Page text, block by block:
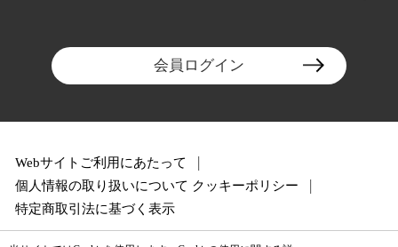
会員ログイン
Webサイトご利用にあたって
個人情報の取り扱いについて クッキーポリシー
特定商取引法に基づく表示